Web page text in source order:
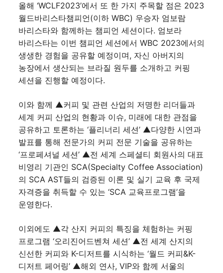
올해 ‘WCLF2023’에서 또 한 가지 주목할 점은 2023
월드바리스타챔피언(이하 WBC) 우승자 엄보람
바리스타와 함께하는 챔피언 세션이다. 엄보라
바리스타는 이번 챔피언 세션에서 WBC 2023에서의
생생한 경험을 공유할 예정이며, 자신 아버지의
농장에서 생산되는 브라질 원두를 소개하고 커핑
세션을 진행할 예정이다.
이와 함께 ▲커피 및 관련 산업의 저명한 리더들과
세계 커피 산업의 현황과 이슈, 미래에 대한 관점을
공유하고 토론하는 ‘플리너리 세션’ ▲다양한 시연과
발표를 통해 전문가의 커피 전문 기술을 공유하는
‘프로페셔널 세션’ ▲전 세계 스페셜티 회원사의 대표
비영리 기관인 SCA(Specialty Coffee Association)
의 SCA AST들의 검증된 이론 및 실기 교육 후 국제
자격증을 취득할 수 있는 ‘SCA 교육프로그램’을
운영한다.
이외에도 ▲각 산지 커피의 특징을 체험하는 커핑
프로그램 ‘오리진어드벤쳐 세션’ ▲전 세계 산지의
신선한 커피와 K-디저트를 시식하는 ‘월드 커피&K-
디저트 페어링’ ▲해외 연사, VIP와 함께 서울의